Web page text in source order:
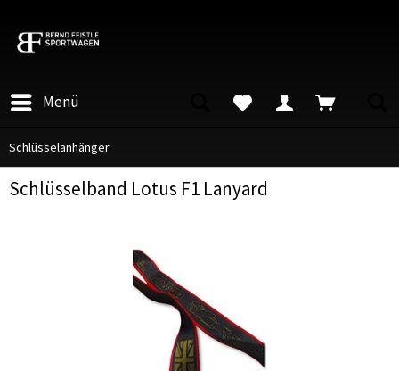
Menü
Schlüsselanhänger
Schlüsselband Lotus F1 Lanyard